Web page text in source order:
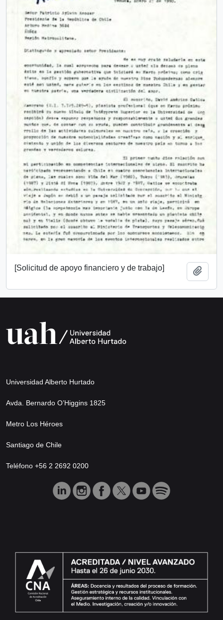
[Solicitud de apoyo financiero y de trabajo]
Universidad Alberto Hurtado
Avda. Bernardo O’Higgins 1825
Metro Los Héroes
Santiago de Chile
Teléfono +56 2 2692 0200